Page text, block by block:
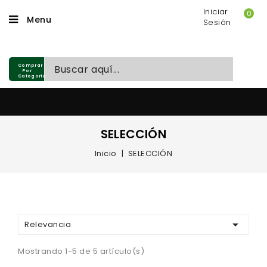
Menu
0
Iniciar
Sesión
Comprar
Por
Categoría
SELECCIÓN
Inicio SELECCIÓN
Relevancia 
Mostrando 1-5 de 5 artículo(s)